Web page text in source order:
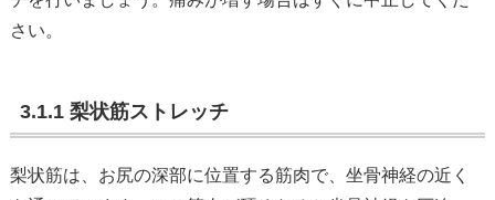
さい。
3.1.1 梨状筋ストレッチ
梨状筋は、お尻の深部に位置する筋肉で、坐骨神経の近く